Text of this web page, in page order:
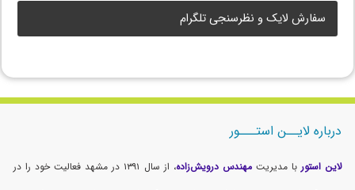
سفارش لایک و نظرسنجی تلگرام